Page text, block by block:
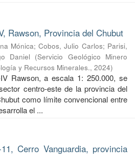
Rawson, Provincia del Chubut
Mónica;Cobos, Julio Carlos; Parisi,
Daniel (Servicio Geológico Minero
y Recursos Minerales., 2024)
Rawson, a escala 1: 250.000, se
centro-este de la provincia del
como límite convencional entre
el ...
Cerro Vanguardia, provincia